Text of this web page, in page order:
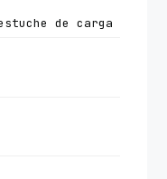
de carga